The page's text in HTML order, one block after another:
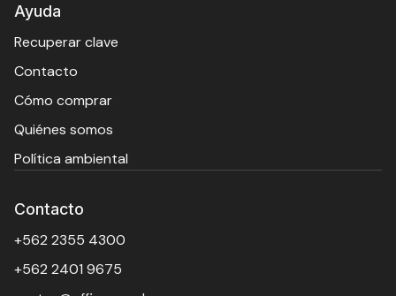
Ayuda
Recuperar clave
Contacto
Cómo comprar
Quiénes somos
Política ambiental
Contacto
+562 2355 4300
+562 2401 9675